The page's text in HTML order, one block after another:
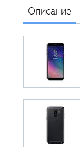
Описание